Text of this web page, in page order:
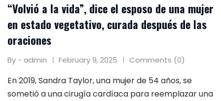
“Volvió a la vida”, dice el esposo de una mujer
en estado vegetativo, curada después de las
oraciones
By - admin February 9, 2025 Comments (0)
En 2019, Sandra Taylor, una mujer de 54 años, se
sometió a una cirugía cardíaca para reemplazar una